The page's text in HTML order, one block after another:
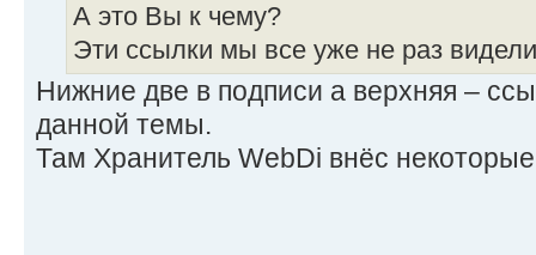
А это Вы к чему?
Эти ссылки мы все уже не раз
Нижние две в подписи а верхняя –
данной темы.
Там Хранитель WebDi внёс